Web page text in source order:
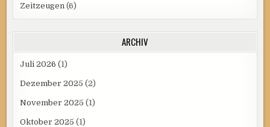
Zeitzeugen (6)
ARCHIV
Juli 2026 (1)
Dezember 2025 (2)
November 2025 (1)
Oktober 2025 (1)